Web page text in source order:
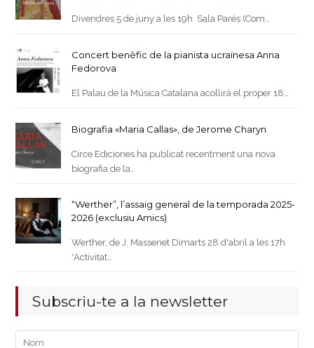
Divendres 5 de juny a les 19h Sala Parés (Com…
Concert benèfic de la pianista ucraïnesa Anna
Fedorova
El Palau de la Música Catalana acollirà el proper 18…
Biografia «Maria Callas», de Jerome Charyn
Circe Ediciones ha publicat recentment una nova
biografia de la…
“Werther”, l’assaig general de la temporada 2025-
2026 (exclusiu Amics)
Werther, de J. Massenet Dimarts 28 d'abril a les 17h
*Activitat…
Subscriu-te a la newsletter